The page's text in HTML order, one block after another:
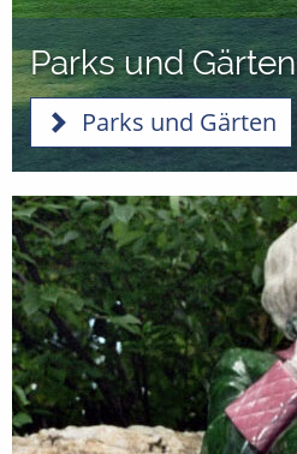
Parks und Gärten
Parks und Gärten